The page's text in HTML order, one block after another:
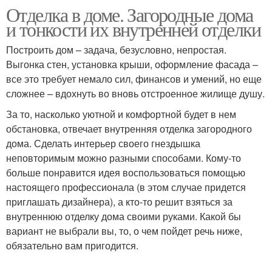
Отделка в доме. Загородные дома
и тонкости их внутренней отделки
Построить дом – задача, безусловно, непростая.
Выгонка стен, установка крыши, оформление фасада –
все это требует немало сил, финансов и умений, но еще
сложнее – вдохнуть во вновь отстроенное жилище душу.
За то, насколько уютной и комфортной будет в нем
обстановка, отвечает внутренняя отделка загородного
дома. Сделать интерьер своего гнездышка
неповторимым можно разными способами. Кому-то
больше понравится идея воспользоваться помощью
настоящего профессионала (в этом случае придется
приглашать дизайнера), а кто-то решит взяться за
внутреннюю отделку дома своими руками. Какой бы
вариант не выбрали вы, то, о чем пойдет речь ниже,
обязательно вам пригодится.